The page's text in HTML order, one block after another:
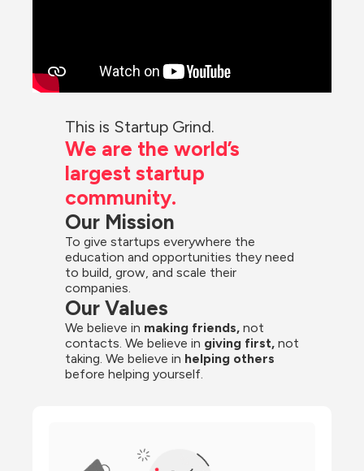
This is Startup Grind.
We are the world’s
largest startup
community.
Our Mission
To give startups everywhere the
education and opportunities they need
to build, grow, and scale their
companies.
Our Values
We believe in making friends, not
contacts. We believe in giving first, not
taking. We believe in helping others
before helping yourself.